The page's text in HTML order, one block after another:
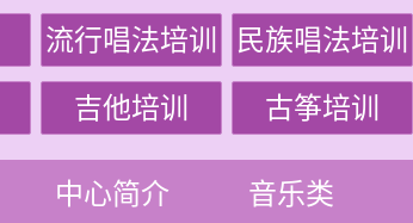
流行唱法培训 民族唱法培训
吉他培训 古筝培训
中心简介 音乐类